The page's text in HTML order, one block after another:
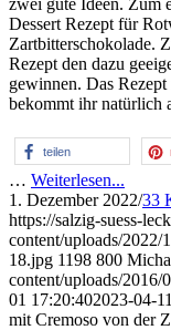
Dessert Rezept für
Zartbitterschokolade.
Rezept den dazu
gewinnen. Das
bekommt ihr natürlich
teilen
… Weiterlesen...
1. Dezember 2022/33
https://salzig-suess-
content/uploads/
18.jpg 1198 800
content/uploads/2016/
01 17:20:402023-04-
mit Cremoso von der